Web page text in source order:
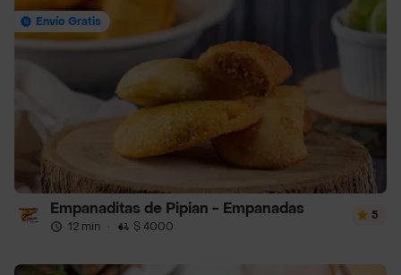
Envío Gratis
Empanaditas de Pipian - Empanadas
12 min · $ 4000
5